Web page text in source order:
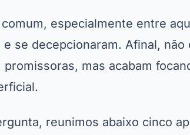
especialmente entre
se decepcionaram. Afinal,
mas acabam
reunimos abaixo cinco